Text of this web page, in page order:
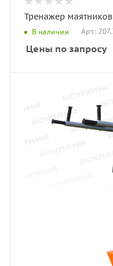
Тренажер
В наличии Арт.:
Цены по запросу